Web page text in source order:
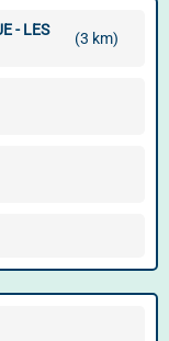
- LES
(3 km)